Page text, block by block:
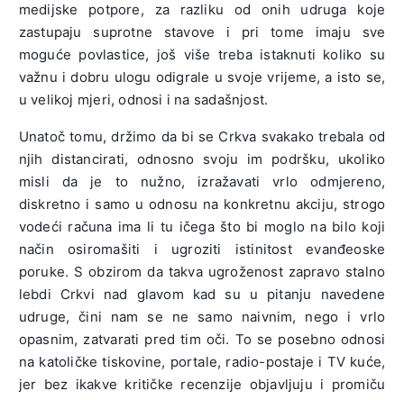
medijske potpore, za razliku od onih udruga koje
zastupaju suprotne stavove i pri tome imaju sve
moguće povlastice, još više treba istaknuti koliko su
važnu i dobru ulogu odigrale u svoje vrijeme, a isto se,
u velikoj mjeri, odnosi i na sadašnjost.
Unatoč tomu, držimo da bi se Crkva svakako trebala od
njih distancirati, odnosno svoju im podršku, ukoliko
misli da je to nužno, izražavati vrlo odmjereno,
diskretno i samo u odnosu na konkretnu akciju, strogo
vodeći računa ima li tu ičega što bi moglo na bilo koji
način osiromašiti i ugroziti istinitost evanđeoske
poruke. S obzirom da takva ugroženost zapravo stalno
lebdi Crkvi nad glavom kad su u pitanju navedene
udruge, čini nam se ne samo naivnim, nego i vrlo
opasnim, zatvarati pred tim oči. To se posebno odnosi
na katoličke tiskovine, portale, radio-postaje i TV kuće,
jer bez ikakve kritičke recenzije objavljuju i promiču